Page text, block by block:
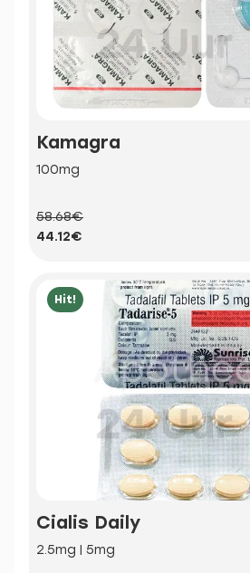
Kamagra
100mg
58.68€
44.12€
Hit!
Cialis Daily
2.5mg | 5mg